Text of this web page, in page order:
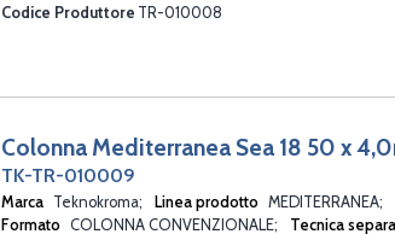
Codice Produttore TR-010008
Colonna Mediterranea Sea 18 50 x
TK-TR-010009
Marca Teknokroma Linea prodotto MEDITERRANEA
Formato COLONNA CONVENZIONALE Tecnica